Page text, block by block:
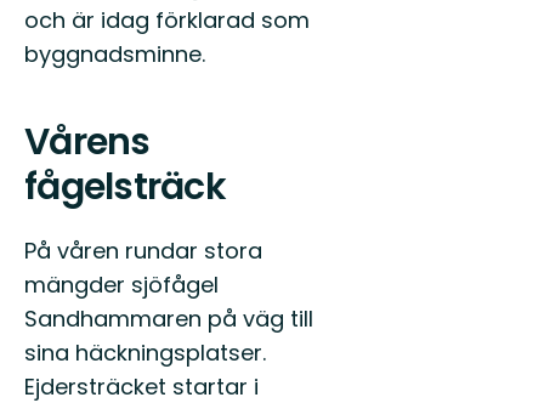
och är idag förklarad som
byggnadsminne.
Vårens
fågelsträck
På våren rundar stora
mängder sjöfågel
Sandhammaren på väg till
sina häckningsplatser.
Ejdersträcket startar i